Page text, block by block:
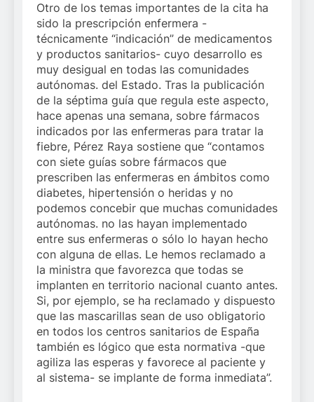
Otro de los temas importantes de la cita ha
sido la prescripción enfermera -
técnicamente “indicación” de medicamentos
y productos sanitarios- cuyo desarrollo es
muy desigual en todas las comunidades
autónomas. del Estado. Tras la publicación
de la séptima guía que regula este aspecto,
hace apenas una semana, sobre fármacos
indicados por las enfermeras para tratar la
fiebre, Pérez Raya sostiene que “contamos
con siete guías sobre fármacos que
prescriben las enfermeras en ámbitos como
diabetes, hipertensión o heridas y no
podemos concebir que muchas comunidades
autónomas. no las hayan implementado
entre sus enfermeras o sólo lo hayan hecho
con alguna de ellas. Le hemos reclamado a
la ministra que favorezca que todas se
implanten en territorio nacional cuanto antes.
Si, por ejemplo, se ha reclamado y dispuesto
que las mascarillas sean de uso obligatorio
en todos los centros sanitarios de España
también es lógico que esta normativa -que
agiliza las esperas y favorece al paciente y
al sistema- se implante de forma inmediata”.